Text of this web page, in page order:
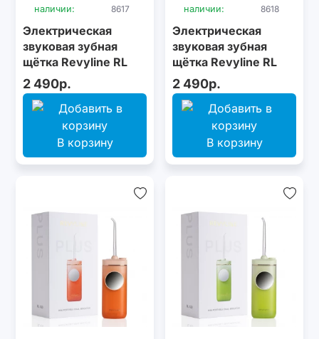
наличии:
8617
Электрическая
звуковая зубная
щётка Revyline RL
025 Baby Puppy, Blue
2 490р.
В корзину
наличии:
8618
Электрическая
звуковая зубная
щётка Revyline RL
025 Baby Puppy,
Orange
2 490р.
В корзину